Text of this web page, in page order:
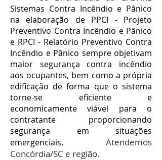
Sistemas Contra Incêndio e Pânico
na elaboração de PPCI - Projeto
Preventivo Contra Incêndio e Pânico
e RPCI - Relatório Preventivo Contra
Incêndio e Pânico sempre objetivam
maior segurança contra incêndio
aos ocupantes, bem como a própria
edificação de forma que o sistema
torne-se eficiente e
economicamente viável para o
contratante proporcionando
segurança em situações
emergenciais. Atendemos
Concórdia/SC e região.